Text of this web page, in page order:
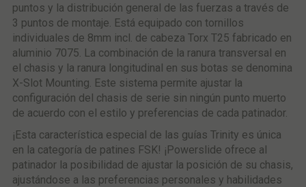
puntos y la distribución general de las fuerzas a través de
3 puntos de montaje. Está equipado con tornillos
individuales de 8mm incl. de cabeza Torx T25 fabricado en
aluminio 7075. La combinación de la ranura transversal en
el chasis y la ranura longitudinal en sus botas se denomina
X-Slot Mounting. Este sistema permite ajustar la
configuración del chasis de serie sin ningún punto muerto
de acuerdo con el estilo y preferencias de cada patinador.
¡Esta característica especial de las guías Trinity es única
en la categoría de patines FSK! ¡Powerslide ofrece al
patinador la posibilidad de ajustar la posición de su chasis,
ajustándose a las preferencias personales y habilidades